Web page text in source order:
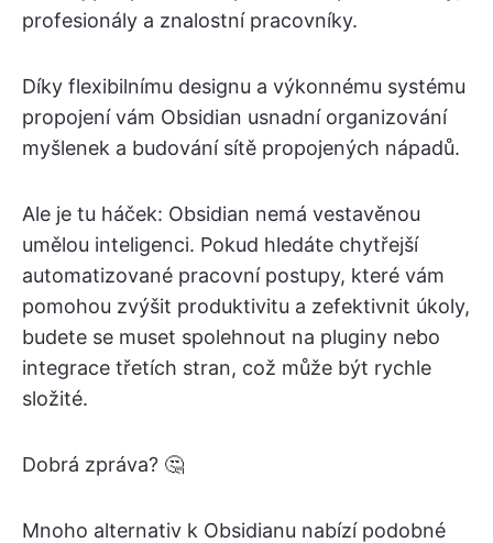
profesionály a znalostní pracovníky.
Díky flexibilnímu designu a výkonnému systému
propojení vám Obsidian usnadní organizování
myšlenek a budování sítě propojených nápadů.
Ale je tu háček: Obsidian nemá vestavěnou
umělou inteligenci. Pokud hledáte chytřejší
automatizované pracovní postupy, které vám
pomohou zvýšit produktivitu a zefektivnit úkoly,
budete se muset spolehnout na pluginy nebo
integrace třetích stran, což může být rychle
složité.
Dobrá zpráva? 🤔
Mnoho alternativ k Obsidianu nabízí podobné